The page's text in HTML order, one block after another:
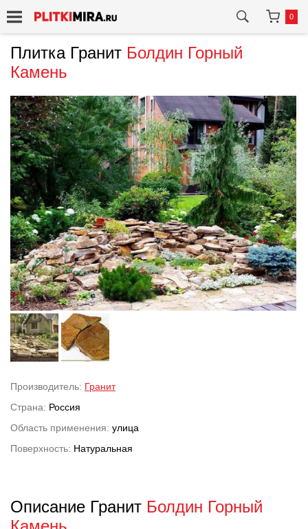
0
Плитка Гранит Болдин Горный
Камень
Производитель: Гранит
Страна: Россия
Область применения: улица
Поверхность: Натуральная
Описание Гранит Болдин Горный